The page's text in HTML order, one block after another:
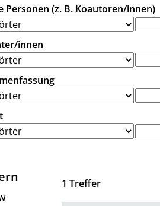
Personen (z. B. Koautoren/innen)
innen
1 Treffer